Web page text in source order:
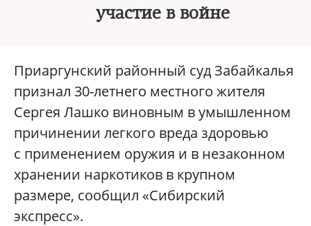
участие в войне
Приаргунский районный суд Забайкалья
признал 30-летнего местного жителя
Сергея Лашко виновным в умышленном
причинении легкого вреда здоровью
с применением оружия и в незаконном
хранении наркотиков в крупном
размере, сообщил «Сибирский
экспресс».